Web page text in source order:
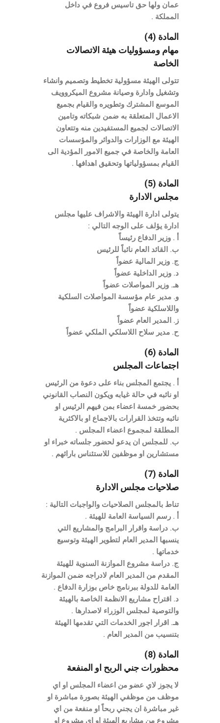
عمان ولها حق تاسيس فروع في داخل
المملكة .
المادة (4)
مهام ومسؤوليات هيئة الاتصالات
الخاصة
تتولى الهيئة مسؤولية تخطيط وتصميم وانشاء
وتشغيل وادارة وصيانة مشروع الميكروويف
الموسع المشترك وتطويره والقيام بجميع
الاعمال المتعلقة به ضمن شبكاته وتامين
الاتصالات لجميع المستفيدين منه وتتعاون
الهيئة مع الوزارات والدوائر والمؤسسات
العامة والخاصة في جميع الامور المؤدية الى
القيام بمسؤولياتها وتحقيق اهدافها .
المادة (5)
مجلس الادارة
يتولى ادارة الهيئة والاشراف عليها مجلس
ادارة يؤلف على الوجه التالي :
أ . وزير الدفاع رئيساً
ب. القائد العام نائباً للرئيس
ج. وزير المالية عضواً
د. وزير الداخلية عضواً
هـ. وزير المواصلات عضواً
و. مدير عام مؤسسة المواصلات السلكية
واللاسلكية عضواً
ز. المدير العام عضواً
ح. مدير سلاح اللاسلكي الملكي عضواً
المادة (6)
اجتماعات المجلس
أ . يجتمع المجلس بناء على دعوة من الرئيس
او نائبه في حالة غيابه ويكون النصاب القانوني
بحضور خمسة اعضاء بمن فيهم الرئيس او
نائبه وتتخذ القرارات بالاجماع او بالاكثرية
المطلقة لمجموع اعضاء المجلس .
ب. للمجلس ان يدعو لحضور جلساته خبراء او
مستشارين او موظفين للاستئناس بارائهم .
المادة (7)
صلاحيات مجلس الادارة
تناط بالمجلس الصلاحيات والواجبات التالية :
أ . رسم السياسة العامة للهيئة .
ب. دراسة واقرار البرامج والمشاريع التي
ينسبها المدير العام لتطوير الهيئة وتوسيع
خدماتها .
ج. دراسة مشروع الموازنة السنوية للهيئة
المقدم من المدير العام لادراجه ضمن الموازنة
العامة للدولة ببرنامج خاص بوزارة الدفاع .
د. اقتراح مشاريع الانظمة الخاصة بالهيئة
والتوصية لمجلس الوزراء لاصدارها .
هـ. اقرار اجور الخدمات التي تقدمها الهيئة
بتنسيب من المدير العام .
المادة (8)
محظورات جني الربح او المنفعة
لا يجوز لاي عضو من اعضاء المجلس او اي
موظف من موظفي الهيئة بصورة مباشرة او
غير مباشرة ان يجني ربحاً او منفعة من اي
مشروع من مشاريع الهيئة او اي مشروع او